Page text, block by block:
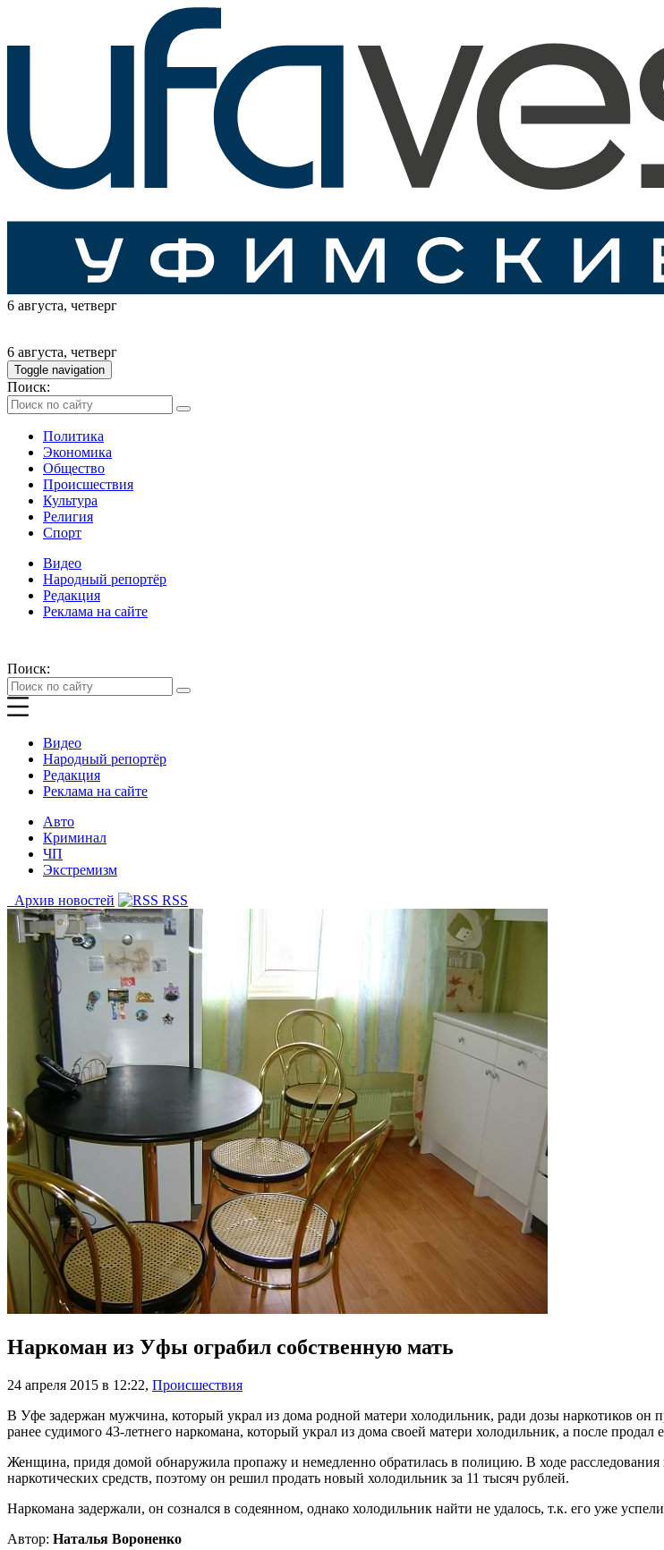
6 августа, четверг
6 августа, четверг
Toggle navigation
Поиск:
Политика
Экономика
Общество
Происшествия
Культура
Религия
Спорт
Видео
Народный репортёр
Редакция
Реклама на сайте
Поиск:
Видео
Народный репортёр
Редакция
Реклама на сайте
Авто
Криминал
ЧП
Экстремизм
Архив новостей
RSS
Наркоман из Уфы ограбил собственную мать
24 апреля 2015 в 12:22, Происшествия
В Уфе задержан мужчина, который украл из дома родной матери холодильник, ради дозы наркотиков
ранее судимого 43-летнего наркомана, который украл из дома своей матери холодильник, а после продал
Женщина, придя домой обнаружила пропажу и немедленно обратилась в полицию. В ходе расследования
наркотических средств, поэтому он решил продать новый холодильник за 11 тысяч рублей.
Наркомана задержали, он сознался в содеянном, однако холодильник найти не удалось, т.к. его уже
Автор: Наталья Вороненко